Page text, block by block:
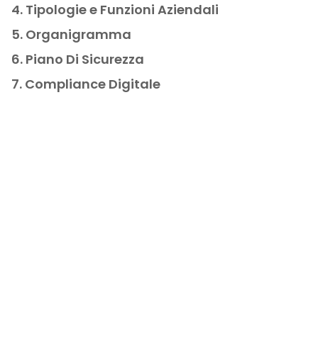
4. Tipologie e Funzioni Aziendali
5. Organigramma
6. Piano Di Sicurezza
7. Compliance Digitale